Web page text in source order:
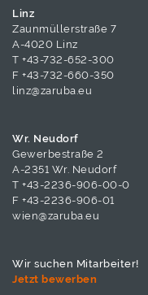
Linz
Zaunmüllerstraße 7
A-4020 Linz
T +43-732-652-300
F +43-732-660-350
linz@zaruba.eu
Wr. Neudorf
Gewerbestraße 2
A-2351 Wr. Neudorf
T +43-2236-906-00-0
F +43-2236-906-01
wien@zaruba.eu
Wir suchen Mitarbeiter!
Jetzt bewerben